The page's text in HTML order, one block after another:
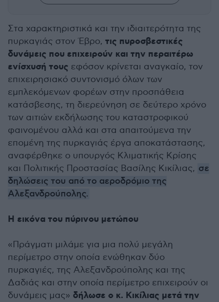
Στα χαρακτηριστικά και την ιδιαιτερότητα της
πυρκαγιάς στον Έβρο, τις πυροσβεστικές
δυνάμεις που επιχειρούν και την περαιτέρω
ενίσχυσή τους εφόσον κρίνεται αναγκαίο, τον
επιχειρησιακό συντονισμό όλων των
εμπλεκόμενων φορέων στην προσπάθεια
κατάσβεσης, τη διερεύνηση σε δεύτερο χρόνο
των αιτιών εκδήλωσης του καταστροφικού
φαινομένου αλλά και στα απαιτούμενα την
επομένη της πυρκαγιάς έργα αποκατάστασης,
αναφέρθηκε ο υπουργός Κλιματικής Κρίσης
και Πολιτικής Προστασίας Βασίλης Κικίλιας, σε
δηλώσεις του από το αεροδρόμιο της
Αλεξανδρούπολης.
Η εικόνα του πύρινου μετώπου
«Πράγματι μιλάμε για μια πολύ μεγάλη
περίμετρο στην οποία ενώθηκαν δύο
πυρκαγιές, της Αλεξανδρούπολης και της
Δαδιάς και στην οποία περίμετρο επιχειρούν οι
δυνάμεις μας» δήλωσε ο κ. Κικίλιας μετά την